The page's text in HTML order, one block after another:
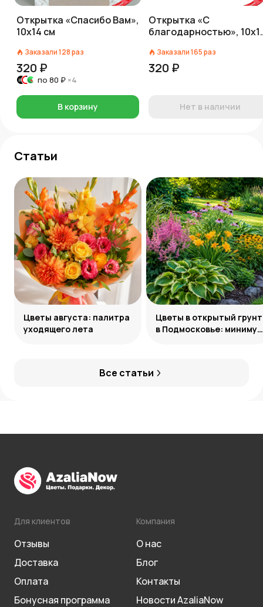
Открытка «Спасибо Вам»,
10х14 см
Заказали128раз
320 ₽
по 80 ₽ ×4
В корзину
Открытка «С
благодарностью»,
Заказали165раз
320 ₽
Нет в наличии
Статьи
Все статьи
Цветы августа: палитра
уходящего лета
Цветы в открытый грунт
в Подмосковье: минимум
Для клиентов
Отзывы
Доставка
Оплата
Бонусная программа
Компания
О нас
Блог
Контакты
Новости AzaliaNow